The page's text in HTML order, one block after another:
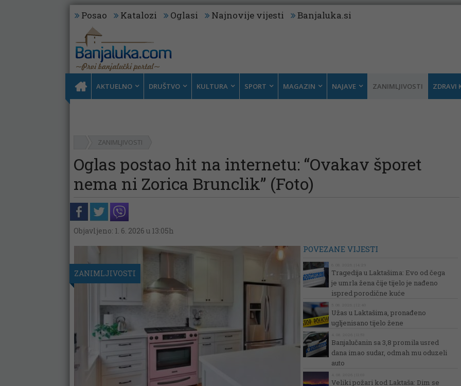
Posao Katalozi Oglasi Najnovije vijesti Banjaluka.si
AKTUELNO DRUŠTVO KULTURA SPORT MAGAZIN NAJAVE ZANIMLJIVOSTI ZDRAVI
ZANIMLJIVOSTI
Oglas postao hit na internetu: “Ovakav šporet
nema ni Zorica Brunclik” (Foto)
Objavljeno: 1. 6. 2026 u 13:05h
ZANIMLJIVOSTI
POVEZANE VIJESTI
Tragedija u Laktašima: Evo od čega
je umrla žena čije tijelo je nađeno
ispred porodične kuće
Užas u Laktašima, pronađeno
ugljenisano tijelo žene
Banjalučanin sa 3,8 promila usred
dana imao sudar, odmah mu oduzeli
auto
Veliki požari kod Laktaša: Dim se